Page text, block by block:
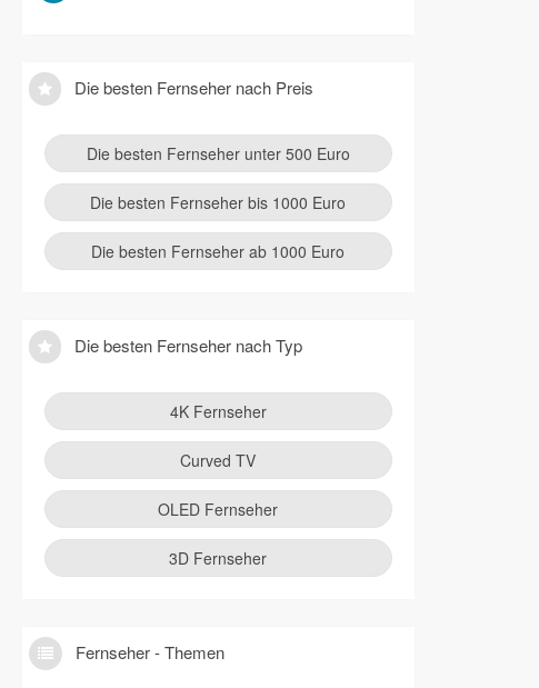
Die besten Fernseher nach Preis
Die besten Fernseher unter 500 Euro
Die besten Fernseher bis 1000 Euro
Die besten Fernseher ab 1000 Euro
Die besten Fernseher nach Typ
4K Fernseher
Curved TV
OLED Fernseher
3D Fernseher
Fernseher - Themen